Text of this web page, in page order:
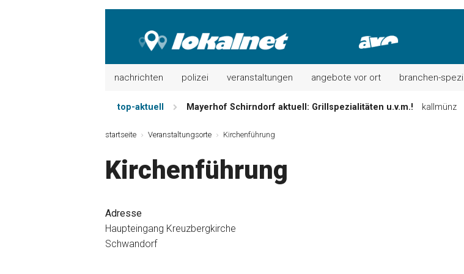
nachrichten polizei veranstaltungen angebote vor ort branchen-spezi
top-aktuell Mayerhof Schirndorf aktuell: Grillspezialitäten u.v.m.!
kallmünz
Maxhütter Fischladen: Unser aktuelles Angebot …
Nutzen Sie aktuelle Angebote Ihrer Region!
startseite Veranstaltungsorte Kirchenführung
Kirchenführung
Adresse
Haupteingang Kreuzbergkirche
Schwandorf